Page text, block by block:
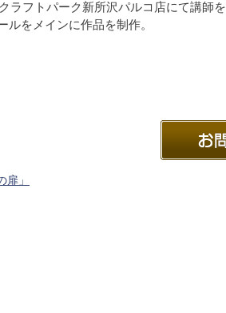
ラフトパーク新所沢パルコ店にて講師を
ルをメインに作品を制作。
扉」